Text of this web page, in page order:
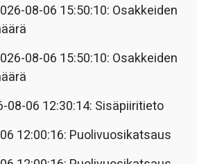
08-06 15:50:10: Osakkeiden
08-06 15:50:10: Osakkeiden
08-06 12:30:14: Sisäpiiritieto
12:00:16: Puolivuosikatsaus